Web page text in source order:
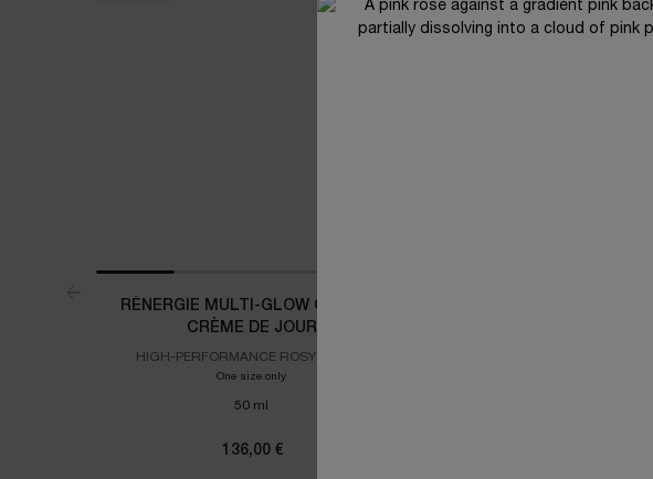
RÉNERGIE MULTI-GLOW CREAM -
CRÈME DE JOUR
HIGH-PERFORMANCE ROSY CREAM
One size only
50 ml
136,00 €